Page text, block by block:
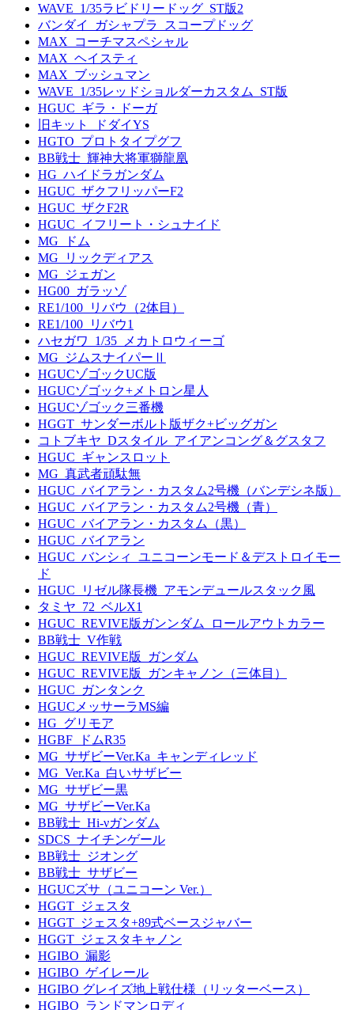
WAVE_1/35ラビドリードッグ_ST版2
バンダイ_ガシャプラ_スコープドッグ
MAX_コーチマスペシャル
MAX_ヘイスティ
MAX_ブッシュマン
WAVE_1/35レッドショルダーカスタム_ST版
HGUC_ギラ・ドーガ
旧キット_ドダイYS
HGTO_プロトタイプグフ
BB戦士_輝神大将軍獅龍凰
HG_ハイドラガンダム
HGUC_ザクフリッパーF2
HGUC_ザクF2R
HGUC_イフリート・シュナイド
MG_ドム
MG_リックディアス
MG_ジェガン
HG00_ガラッゾ
RE1/100_リバウ（2体目）
RE1/100_リバウ1
ハセガワ_1/35_メカトロウィーゴ
MG_ジムスナイパーⅡ
HGUCゾゴックUC版
HGUCゾゴック+メトロン星人
HGUCゾゴック三番機
HGGT_サンダーボルト版ザク+ビッグガン
コトブキヤ_Dスタイル_アイアンコング＆グスタフ
HGUC_ギャンスロット
MG_真武者頑駄無
HGUC_バイアラン・カスタム2号機（バンデシネ版）
HGUC_バイアラン・カスタム2号機（青）
HGUC_バイアラン・カスタム（黒）
HGUC_バイアラン
HGUC_バンシィ_ユニコーンモード＆デストロイモー
ド
HGUC_リゼル隊長機_アモンデュールスタック風
タミヤ_72_ベルX1
HGUC_REVIVE版ガンンダム_ロールアウトカラー
BB戦士_V作戦
HGUC_REVIVE版_ガンダム
HGUC_REVIVE版_ガンキャノン（三体目）
HGUC_ガンタンク
HGUCメッサーラMS編
HG_グリモア
HGBF_ドムR35
MG_サザビーVer.Ka_キャンディレッド
MG_Ver.Ka_白いサザビー
MG_サザビー黒
MG_サザビーVer.Ka
BB戦士_Hi-νガンダム
SDCS_ナイチンゲール
BB戦士_ジオング
BB戦士_サザビー
HGUCズサ（ユニコーン Ver.）
HGGT_ジェスタ
HGGT_ジェスタ+89式ベースジャバー
HGGT_ジェスタキャノン
HGIBO_漏影
HGIBO_ゲイレール
HGIBO グレイズ地上戦仕様（リッターベース）
HGIBO_ランドマンロディ